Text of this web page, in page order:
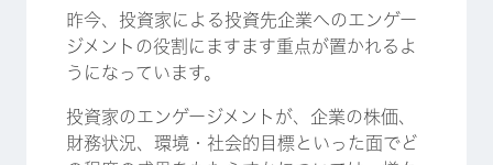
昨今、投資家による投資先企業へのエンゲー
ジメントの役割にますます重点が置かれるよ
うになっています。
投資家のエンゲージメントが、企業の株価、
財務状況、環境・社会的目標といった面でど